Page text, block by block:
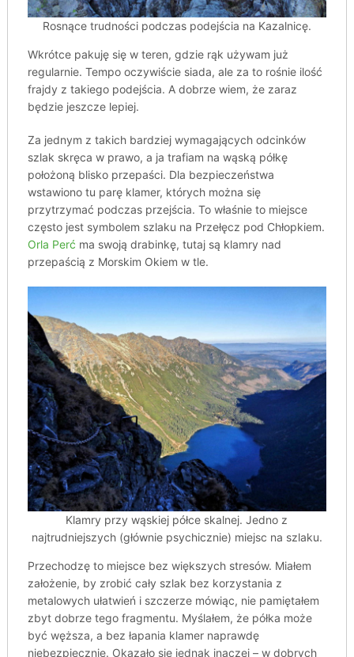
Rosnące trudności podczas podejścia na Kazalnicę.
Wkrótce pakuję się w teren, gdzie rąk używam już
regularnie. Tempo oczywiście siada, ale za to rośnie ilość
frajdy z takiego podejścia. A dobrze wiem, że zaraz
będzie jeszcze lepiej.
Za jednym z takich bardziej wymagających odcinków
szlak skręca w prawo, a ja trafiam na wąską półkę
położoną blisko przepaści. Dla bezpieczeństwa
wstawiono tu parę klamer, których można się
przytrzymać podczas przejścia. To właśnie to miejsce
często jest symbolem szlaku na Przełęcz pod Chłopkiem.
Orla Perć ma swoją drabinkę, tutaj są klamry nad
przepaścią z Morskim Okiem w tle.
Klamry przy wąskiej półce skalnej. Jedno z
najtrudniejszych (głównie psychicznie) miejsc na szlaku.
Przechodzę to miejsce bez większych stresów. Miałem
założenie, by zrobić cały szlak bez korzystania z
metalowych ułatwień i szczerze mówiąc, nie pamiętałem
zbyt dobrze tego fragmentu. Myślałem, że półka może
być węższa, a bez łapania klamer naprawdę
niebezpiecznie. Okazało się jednak inaczej – w dobrych